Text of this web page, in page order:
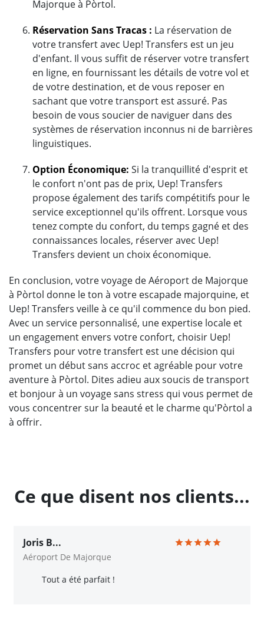
Majorque à Pòrtol.
Réservation Sans Tracas : La réservation de
votre transfert avec Uep! Transfers est un jeu
d'enfant. Il vous suffit de réserver votre transfert
en ligne, en fournissant les détails de votre vol et
de votre destination, et de vous reposer en
sachant que votre transport est assuré. Pas
besoin de vous soucier de naviguer dans des
systèmes de réservation inconnus ni de barrières
linguistiques.
Option Économique: Si la tranquillité d'esprit et
le confort n'ont pas de prix, Uep! Transfers
propose également des tarifs compétitifs pour le
service exceptionnel qu'ils offrent. Lorsque vous
tenez compte du confort, du temps gagné et des
connaissances locales, réserver avec Uep!
Transfers devient un choix économique.
En conclusion, votre voyage de Aéroport de Majorque
à Pòrtol donne le ton à votre escapade majorquine, et
Uep! Transfers veille à ce qu'il commence du bon pied.
Avec un service personnalisé, une expertise locale et
un engagement envers votre confort, choisir Uep!
Transfers pour votre transfert est une décision qui
promet un début sans accroc et agréable pour votre
aventure à Pòrtol. Dites adieu aux soucis de transport
et bonjour à un voyage sans stress qui vous permet de
vous concentrer sur la beauté et le charme qu'Pòrtol a
à offrir.
Ce que disent nos clients...
Joris B...
Aéroport De Majorque
Tout a été parfait !